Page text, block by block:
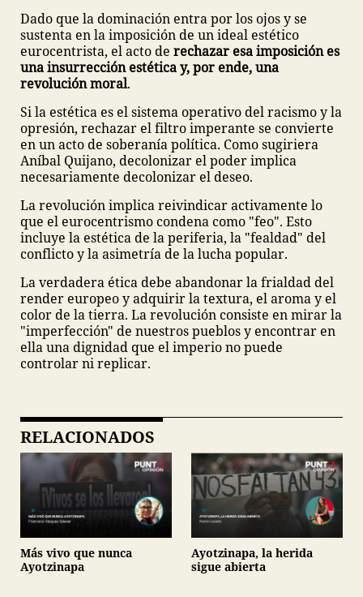
Dado que la dominación entra por los ojos y se
sustenta en la imposición de un ideal estético
eurocentrista, el acto de rechazar esa imposición es
una insurrección estética y, por ende, una
revolución moral.
Si la estética es el sistema operativo del racismo y la
opresión, rechazar el filtro imperante se convierte
en un acto de soberanía política. Como sugiriera
Aníbal Quijano, decolonizar el poder implica
necesariamente decolonizar el deseo.
La revolución implica reivindicar activamente lo
que el eurocentrismo condena como "feo". Esto
incluye la estética de la periferia, la "fealdad" del
conflicto y la asimetría de la lucha popular.
La verdadera ética debe abandonar la frialdad del
render europeo y adquirir la textura, el aroma y el
color de la tierra. La revolución consiste en mirar la
"imperfección" de nuestros pueblos y encontrar en
ella una dignidad que el imperio no puede
controlar ni replicar.
RELACIONADOS
Más vivo que nunca
Ayotzinapa
Ayotzinapa, la herida
sigue abierta